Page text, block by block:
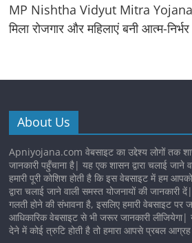
MP Nishtha Vidyut Mitra Yojana
मिला रोजगार और महिलाएं बनी आत्म-निर्भर
About Us
Apniyojana.com वेबसाइट का उद्देश्य लोगों तक
जानकारी पहुँचाना है| यह एक शासन द्वारा चलाई जाने
हमारी पूरी कोशिश होती है कि इस वेबसाइट में हम
द्वारा चलाई जाने वाली समस्त योजनायों की जानकारी
गलती होने की संभावना है, इसलिए हमारी वेबसाइट
आधिकारिक वेबसाइट से भी जरूर जानकारी लीजियेगा|
देने में कोई त्रुटि होती है तो हमारा आपसे प्रबल